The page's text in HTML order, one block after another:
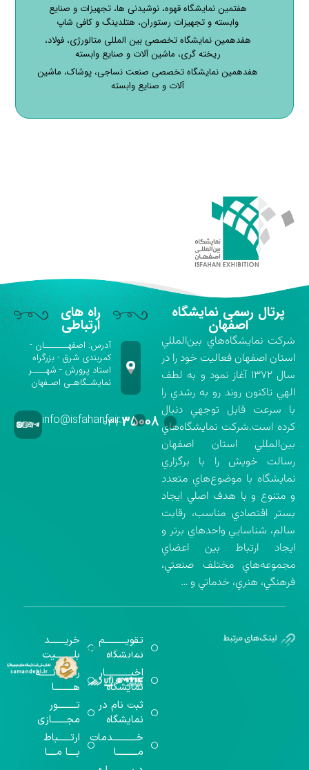
هفتمین نمایشگاه قهوه، نوشیدنی ها، تجهیزات و صنایع
وابسته و تجهیزات رستوران، هتلدینگ و کافی شاپ
هفدهمین نمایشگاه تخصصی بین المللی متالورژی، فولاد،
ریخته گری، ماشین آلات و صنایع وابسته
هفدهمین نمایشگاه تخصصی صنعت نساجی، پوشاک، ماشین
آلات و صنایع وابسته
پرتال رسمی نمایشگاه
اصفهان
شركت نمايشگاه‌هاي بين‌المللي
استان اصفهان فعاليت خود را در
سال ۱۳۷۲ آغاز نمود و به لطف
الهي تاكنون روند رو به رشدي را
با سرعت قابل توجهي دنبال
كرده است.شركت نمايشگاه‌هاي
بين‌المللي استان اصفهان
رسالت خويش را با برگزاري
نمايشگاه با موضوع‌هاي متعدد
و متنوع و با هدف اصلي ايجاد
بستر اقتصادي مناسب، رقابت
سالم، شناسايي واحدهاي برتر و
ايجاد ارتباط بين اعضاي
مجموعه‌هاي مختلف صنعتي،
فرهنگي، هنري، خدماتي و …
راه های
ارتباطی
آدرس: اصفهـــــــان -
کمربندی شرق - بزرگراه
استاد پرورش - شهــــر
نمایشـگاهـی اصـفهان
۰۳۱-۳۵۰۰۸info@isfahanfair.ir
تقویــــــــــم
نمایشگاه
اخبــــــــــــار
نمایشگاه
ثبت نام در
نمایشگاه
خـــــــــــدمات
مــــــــــا
خریـــــــد
بلـــــــــیت
رســـــانــــــه
هـــــــــا
تـــــــــور
مجـــــــازی
ارتــــــباط
بــــا مــــا
گواهینامه‌های
اخذ شده